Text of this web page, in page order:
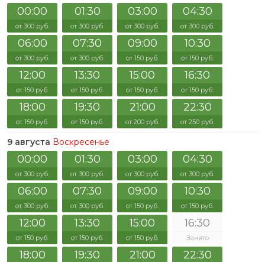
00:00
от 300 руб.
01:30
от 300 руб.
03:00
от 300 руб.
04:30
от 300 руб.
06:00
от 300 руб.
07:30
от 300 руб.
09:00
от 150 руб.
10:30
от 150 руб.
12:00
от 150 руб.
13:30
от 150 руб.
15:00
от 150 руб.
16:30
от 150 руб.
18:00
от 150 руб.
19:30
от 150 руб.
21:00
от 200 руб.
22:30
от 250 руб.
9 августа Воскресенье
00:00
от 300 руб.
01:30
от 300 руб.
03:00
от 300 руб.
04:30
от 300 руб.
06:00
от 300 руб.
07:30
от 300 руб.
09:00
от 150 руб.
10:30
от 150 руб.
12:00
от 150 руб.
13:30
от 150 руб.
15:00
от 150 руб.
16:30
Занято
18:00 19:30 21:00 22:30